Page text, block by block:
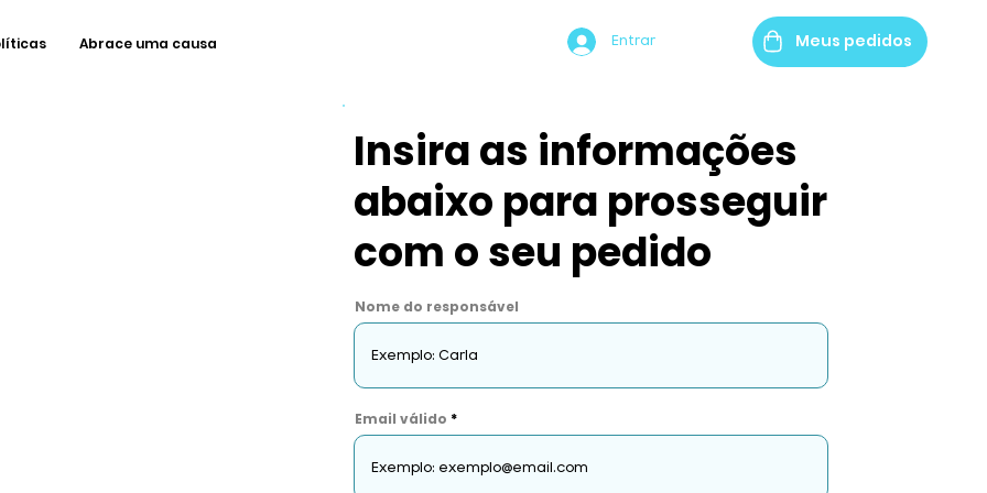
Meus pedidos
Abrace uma causa Entrar
Insira as informações
abaixo para prosseguir
com o seu pedido
Nome do responsável
Email válido